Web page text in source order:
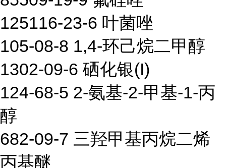
125116-23-6 叶菌唑
105-08-8 1,4-环己烷二甲醇
1302-09-6 硒化银(I)
124-68-5 2-氨基-2-甲基-1-丙
醇
682-09-7 三羟甲基丙烷二烯
丙基醚